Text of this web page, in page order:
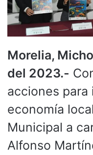
Morelia,
del 2023.-
acciones para
economía
Municipal a
Alfonso